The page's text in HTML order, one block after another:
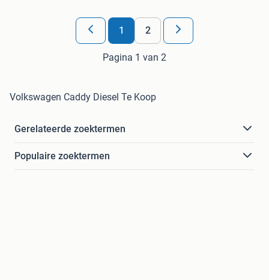
1 2
Pagina 1 van 2
Volkswagen Caddy Diesel Te Koop
Gerelateerde zoektermen
Populaire zoektermen